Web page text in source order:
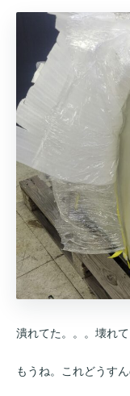
潰れてた。。。壊れて
もうね。これどうす